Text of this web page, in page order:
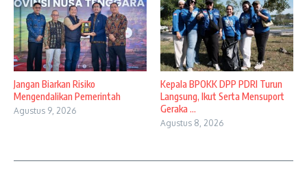
Jangan Biarkan Risiko
Mengendalikan Pemerintah
Agustus 9, 2026
Kepala BPOKK DPP PDRI Turun
Langsung, Ikut Serta Mensuport
Geraka ...
Agustus 8, 2026